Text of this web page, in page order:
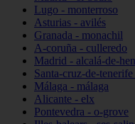
Lugo - monterroso
Asturias - avilés
Granada - monachil
A-coruña - culleredo
Madrid - alcalá-de-
Santa-cruz-de-
Málaga - málaga
Alicante - elx
Pontevedra - o-grove